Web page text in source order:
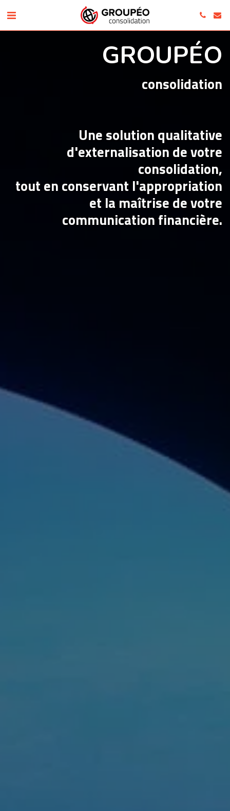
GROUPÉO
consolidation
Une solution qualitative
d'externalisation de votre
consolidation,
tout en conservant l'appropriation
et la maîtrise de votre
communication financière.